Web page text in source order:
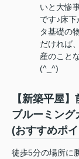
いと大惨
です♪床
タ基礎の
だければ
産のこと
(^_^)
【新築平屋
ブルーミン
(おすすめポ
徒歩5分の場所に